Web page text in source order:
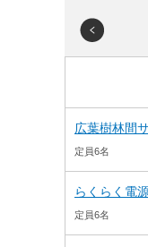
広葉樹林間
定員6名
らくらく電
定員6名